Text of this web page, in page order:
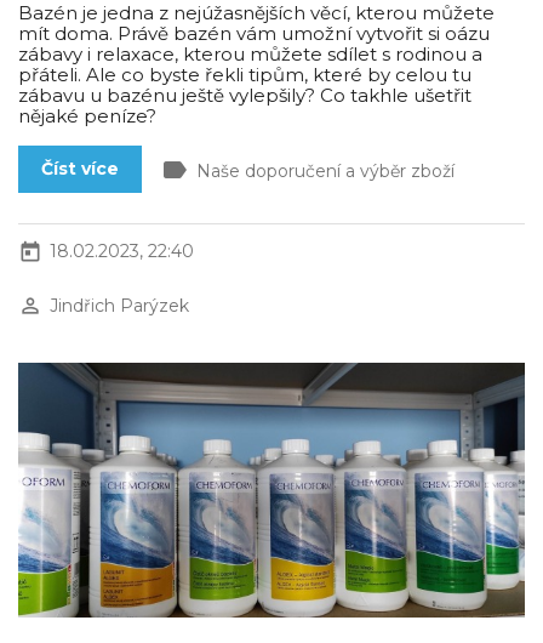
Bazén je jedna z nejúžasnějších věcí, kterou můžete
mít doma. Právě bazén vám umožní vytvořit si oázu
zábavy i relaxace, kterou můžete sdílet s rodinou a
přáteli. Ale co byste řekli tipům, které by celou tu
zábavu u bazénu ještě vylepšily? Co takhle ušetřit
nějaké peníze?
Číst více label Naše doporučení a výběr zboží
today 18.02.2023, 22:40
perm_identity Jindřich Parýzek